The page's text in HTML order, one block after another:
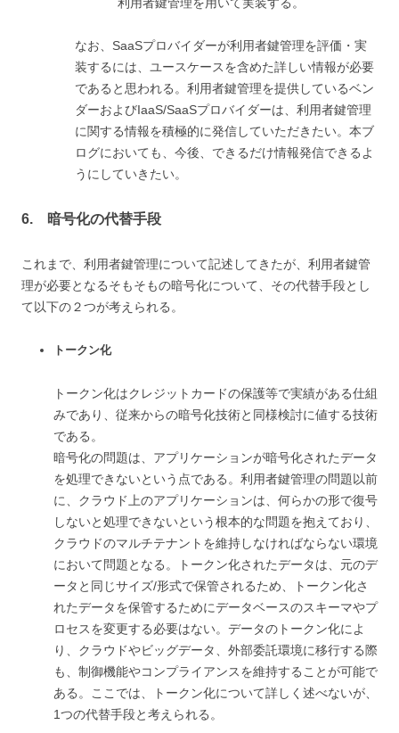
なお、SaaSプロバイダーが利用者鍵管理を評価・実
装するには、ユースケースを含めた詳しい情報が必要
であると思われる。利用者鍵管理を提供しているベン
ダーおよびIaaS/SaaSプロバイダーは、利用者鍵管理
に関する情報を積極的に発信していただきたい。本ブ
ログにおいても、今後、できるだけ情報発信できるよ
うにしていきたい。
6. 暗号化の代替手段
これまで、利用者鍵管理について記述してきたが、利用者鍵管
理が必要となるそもそもの暗号化について、その代替手段とし
て以下の２つが考えられる。
トークン化
トークン化はクレジットカードの保護等で実績がある仕組
みであり、従来からの暗号化技術と同様検討に値する技術
である。
暗号化の問題は、アプリケーションが暗号化されたデータ
を処理できないという点である。利用者鍵管理の問題以前
に、クラウド上のアプリケーションは、何らかの形で復号
しないと処理できないという根本的な問題を抱えており、
クラウドのマルチテナントを維持しなければならない環境
において問題となる。トークン化されたデータは、元のデ
ータと同じサイズ/形式で保管されるため、トークン化さ
れたデータを保管するためにデータベースのスキーマやプ
ロセスを変更する必要はない。データのトークン化によ
り、クラウドやビッグデータ、外部委託環境に移行する際
も、制御機能やコンプライアンスを維持することが可能で
ある。ここでは、トークン化について詳しく述べないが、
1つの代替手段と考えられる。